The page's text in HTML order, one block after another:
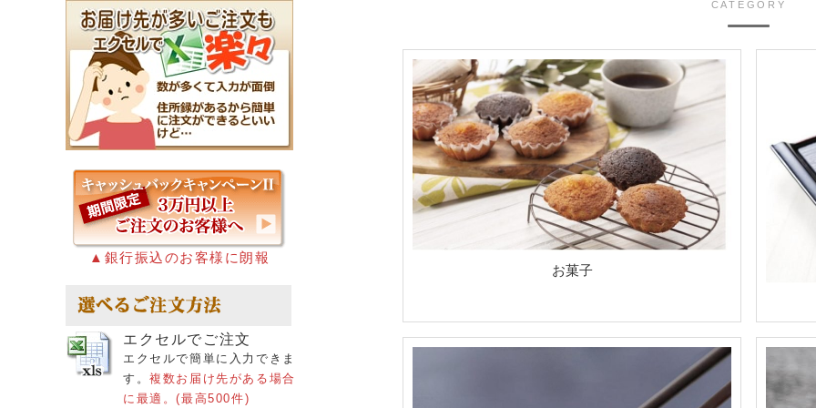
CATEGORY
お菓子
▲銀行振込のお客様に朗報
エクセルでご注文
エクセルで簡単に入力できま
す。複数お届け先がある場合
に最適。(最高500件)